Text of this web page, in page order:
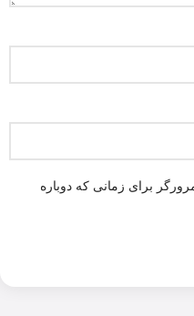
برای زمانی که دوباره